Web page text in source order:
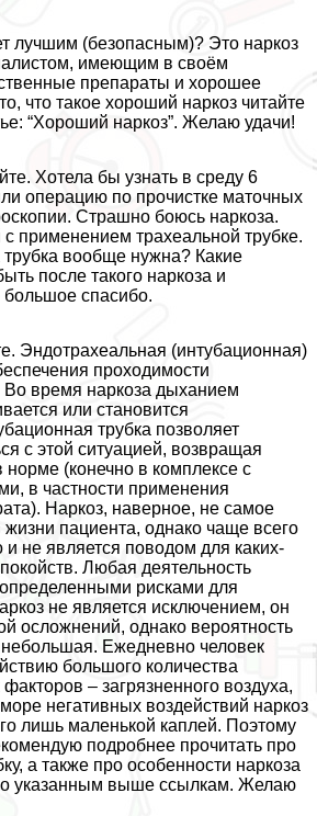
лучшим (безопасным)? Это наркоз
имеющим в своём
препараты и хорошее
что такое хороший наркоз читайте
“Хороший наркоз”. Желаю удачи!
Хотела бы узнать в среду 6
операцию по прочистке маточных
Страшно боюсь наркоза.
применением трахеальной трубке.
трубка вообще нужна? Какие
после такого наркоза и
спасибо.
Эндотрахеальная (интубационная)
проходимости
Во время наркоза дыханием
или становится
трубка позволяет
с этой ситуацией, возвращая
(конечно в комплексе с
в частности применения
Наркоз, наверное, не самое
пациента, однако чаще всего
не является поводом для каких-
Любая деятельность
рисками для
не является исключением, он
осложнений, однако вероятность
Ежедневно человек
большого количества
– загрязненного воздуха,
негативных воздействий наркоз
лишь маленькой каплей. Поэтому
подробнее прочитать про
а также про особенности наркоза
указанным выше ссылкам. Желаю